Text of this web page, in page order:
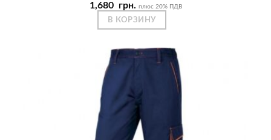
1,680 грн. плюс 20% ПДВ
В КОРЗИНУ